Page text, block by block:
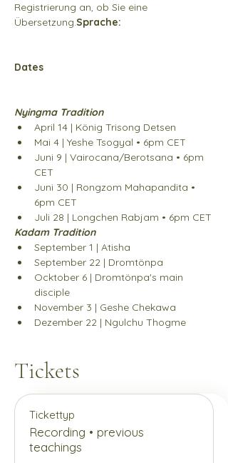
Registrierung an, ob Sie eine
Übersetzung.Sprache:
Dates
Nyingma Tradition
April 14 | König Trisong Detsen
Mai 4 | Yeshe Tsogyal • 6pm CET
Juni 9 | Vairocana/Berotsana • 6pm
CET
Juni 30 | Rongzom Mahapandita •
6pm CET
Juli 28 | Longchen Rabjam • 6pm CET
Kadam Tradition
September 1 | Atisha
September 22 | Dromtönpa
Ocktober 6 | Dromtönpa's main
disciple
November 3 | Geshe Chekawa
Dezember 22 | Ngulchu Thogme
Tickets
Tickettyp
Recording • previous
teachings